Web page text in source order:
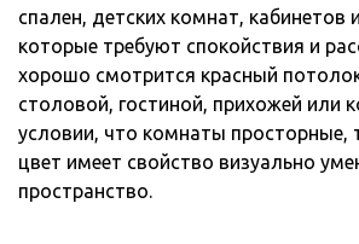
спален, детских комнат, кабинетов
которые требуют спокойствия и
хорошо смотрится красный
столовой, гостиной, прихожей или
условии, что комнаты просторные,
цвет имеет свойство визуально
пространство.